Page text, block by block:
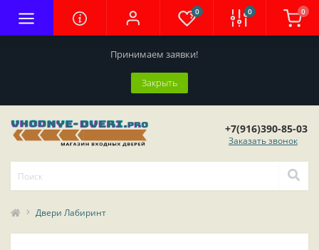
Принимаем заявки!
Закрыть
0 0 0
+7(916)390-85-03
Заказать звонок
Двери Лабиринт